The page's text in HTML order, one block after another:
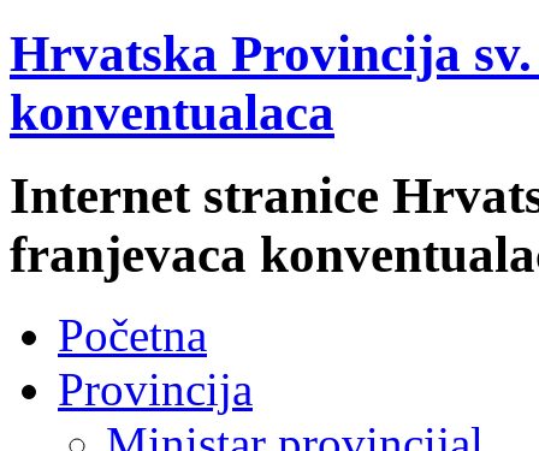
Hrvatska Provincija
konventualaca
Internet stranice
franjevaca
Početna
Provincija